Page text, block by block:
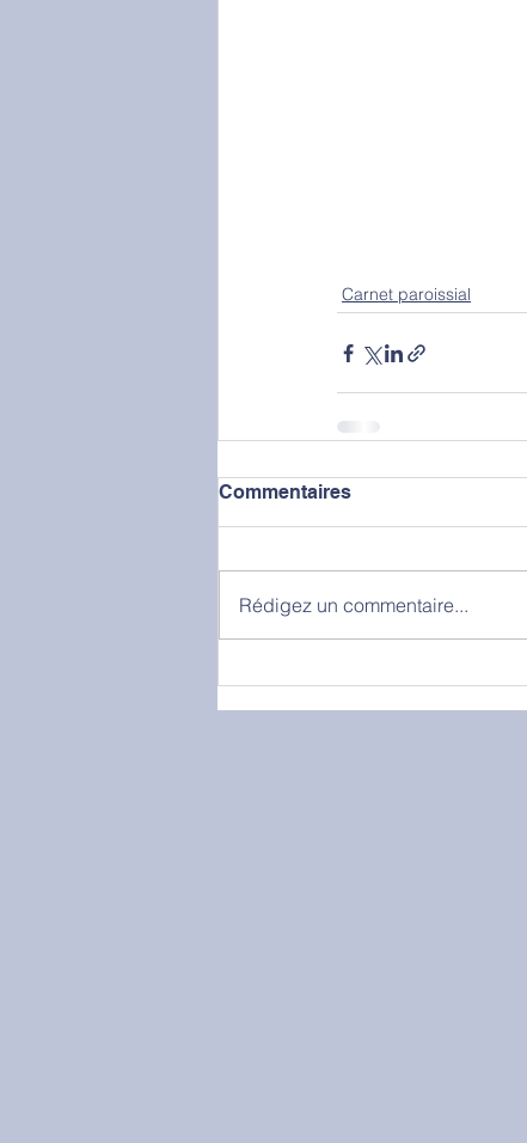
Carnet paroissial
Commentaires
Rédigez un commentaire...